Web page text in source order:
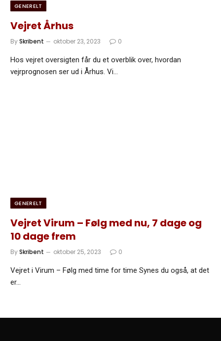
GENERELT
Vejret Århus
BySkribent oktober 23, 2023 0
Hos vejret oversigten får du et overblik over, hvordan
vejrprognosen ser ud i Århus. Vi…
GENERELT
Vejret Virum – Følg med nu, 7 dage og
10 dage frem
BySkribent oktober 25, 2023 0
Vejret i Virum – Følg med time for time Synes du også, at det
er…